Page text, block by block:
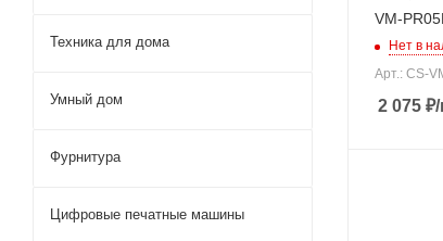
VM-
Нет в
Арт.: CS-
2 075 ₽
Техника для дома
Умный дом
Фурнитура
Цифровые печатные машины